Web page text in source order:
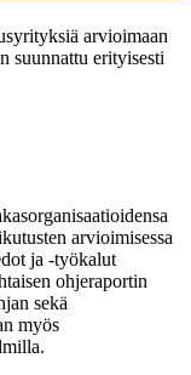
arvioimaan
suunnattu erityisesti
arvioimisessa
ja -työkalut
ohjeraportin
sekä
myös